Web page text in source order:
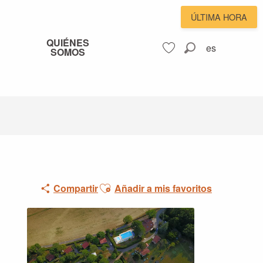
es
ÚLTIMA HORA
QUIÉNES
SOMOS
CompartirAjouter aux favoris
Añadir a mis favoritos